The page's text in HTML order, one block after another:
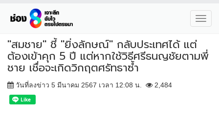
"สมชาย" ชี้ "ยิ่งลักษณ์" กลับประเทศได้ แต่
ต้องเข้าคุก 5 ปี แต่หากใช้วิธีศรีธนญชัยตามพี่
ชาย เชื่อจะเกิดวิกฤตศรัทธาซ้ำ
วันที่ลงข่าว 5 มีนาคม 2567 เวลา 12:08 น. 2,484